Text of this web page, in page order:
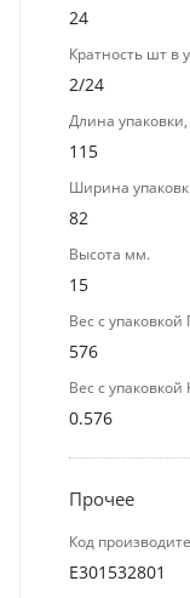
24
Кратность шт в
2/24
Длина
115
Ширина
82
Высота мм.
15
Вес с упаковкой
576
Вес с упаковкой
0.576
Прочее
Код
E301532801